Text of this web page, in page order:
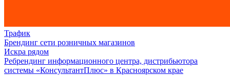
Трафик
Брендинг сети розничных магазинов
Искра рядом
Ребрендинг информационного центра, дистрибьютора
системы «КонсультантПлюс» в Красноярском крае